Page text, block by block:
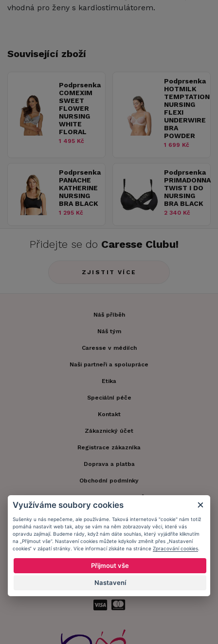
vhodná pro ženy s kardiostimulátorem.
Související zboží
Podprsenka
COMEXIM
SWEET
FLOWER
NURSING
WHITE
FLORAL
1 495 Kč
Podprsenka
HOTMILK
TEMPTATION
NURSING
FLEXI
UNDERWIRE
BRA
POWDER
1 699 Kč
Podprsenka
PANACHE
KATHERINE
NURSING
BRA BLACK
1 295 Kč
Podprsenka
PRIMADONNA
TWIST I DO
NURSING
BRA BLACK
2 340 Kč
Přidejte se do Caresse Clubu!
ZJISTIT VÍCE
Náš příběh
Náš tým
Caresse v médiích
Naši partneři a spolupráce
Etika
Speciální péče
Kontakt
Zákaznický účet
Registrace zákazníka
Doprava a platba
Obchodní podmínky
Ochrana osobních údajů
Zůstaňte s námi v kontaktu.
Přijímáme platby:
Využíváme soubory cookies
Sušenky u nás nepečeme, ale používáme. Taková internetová "cookie" nám totiž
pomáhá nastavit web tak, aby se vám na něm zobrazovaly věci, které vás
opravdu zajímají. Budeme rády, když nám dáte souhlas, který vyjádříte kliknutím
na „Přijmout vše“. Nastavení cookies můžete kdykoliv změnit přes „Nastavení
cookies“ v zápatí stránky. Více informací získáte na stránce Zpracování cookies
Přijmout vše
Nastavení